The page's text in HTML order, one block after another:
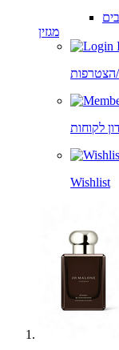
מגזין
הצטרפות
לקוחות
Wishlist